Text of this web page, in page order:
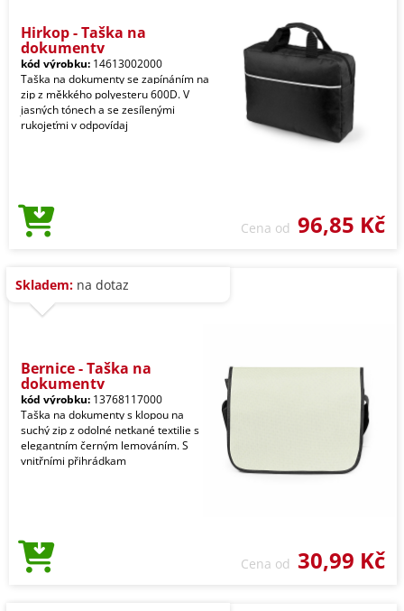
Hirkop - Taška na
dokumenty
kód výrobku: 14613002000
Taška na dokumenty se zapínáním na
zip z měkkého polyesteru 600D. V
jasných tónech a se zesílenými
rukojeťmi v odpovídaj
Cena od 96,85 Kč
Skladem: na dotaz
Bernice - Taška na
dokumenty
kód výrobku: 13768117000
Taška na dokumenty s klopou na
suchý zip z odolné netkané textilie s
elegantním černým lemováním. S
vnitřními přihrádkam
Cena od 30,99 Kč